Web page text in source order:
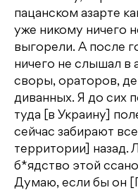
пацанском азарте
уже никому ничего
выгорели. А после
ничего не слышал в
своры, ораторов,
диванных. Я до сих
туда [в Украину]
сейчас забирают
территории] назад.
б*ядство этой
Думаю, если бы он